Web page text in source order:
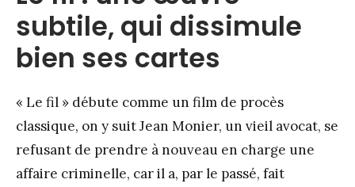
subtile, qui dissimule
bien ses cartes
« Le fil » débute comme un film de procès
classique, on y suit Jean Monier, un vieil avocat, se
refusant de prendre à nouveau en charge une
affaire criminelle, car il a, par le passé, fait